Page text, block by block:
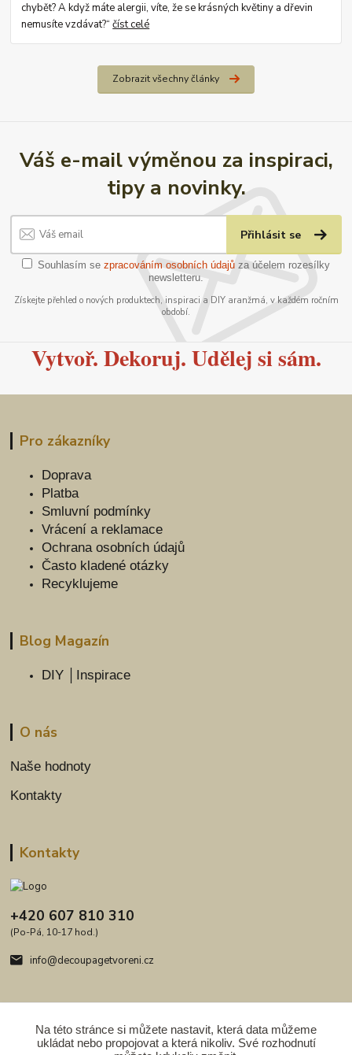
chybět? A když máte alergii, víte, že se krásných květiny a dřevin
nemusíte vzdávat?“číst celé
Zobrazit všechny články
Váš e-mail výměnou za inspiraci,
tipy a novinky.
Přihlásit se
Souhlasím se zpracováním osobních údajů za účelem rozesílky
newsletteru.
Získejte přehled o nových produktech, inspiraci a DIY aranžmá, v každém ročním
období.
Vytvoř. Dekoruj. Udělej si sám.
Pro zákazníky
Doprava
Platba
Smluvní podmínky
Vrácení a reklamace
Ochrana osobních údajů
Často kladené otázky
Recyklujeme
Blog Magazín
DIY │Inspirace
O nás
Naše hodnoty
Kontakty
Kontakty
+420 607 810 310
(Po-Pá, 10-17 hod.)
info@decoupagetvoreni.cz
Upravit sběr cookies.
Na této stránce si můžete nastavit, která data můžeme
ukládat nebo propojovat a která nikoliv. Své rozhodnutí